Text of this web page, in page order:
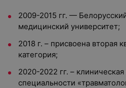
2009-2015 гг. —
медицинский университет;
2018 г. – присвоена вторая
категория;
2020-2022 гг. –
специальности